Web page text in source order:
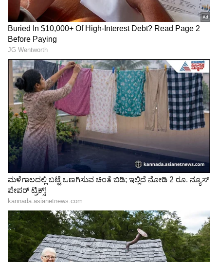
ವೋಟರ್ ಐಡಿ ಕಟ್?! ನಿಮ್ಮ
ಹೆಸರೂ ಲಿಸ್ಟ್‌ನಲ್ಲಿದೆಯಾ ಎಂದು
ಹೀಗೆ ಚೆಕ್ ಮಾಡಿ!
ಗಮನಿಸಿ: ಶುಕ್ರವಾರ ರಾತ್ರಿ ಹಸಿರು
ಮಾರ್ಗದ ರೈಲು ವೇಳಾಪಟ್ಟಿಯಲ್ಲಿ
ತಾತ್ಕಾಲಿಕ ಬದಲಾವಣೆ!
LATEST VIDEOS
"ರಾಜಕೀಯ ಬೇಡ, ಸಿನಿಮಾನೇ ಪ್ರಾಣ":
ಕನಕೋತ್ಸವದಲ್ಲಿ ರಿಷಬ್ ಶೆಟ್ಟಿ | Rishab
Shetty speech | Suvarna News
ಶೇ.50 ರಿಂದ ಶೇ.18 ಕ್ಕೆ TAX ಇಳಿಕೆ: ಮೋದಿ-
ಟ್ರಂಪ್ ಐತಿಹಾಸಿಕ ಒಪ್ಪಂದ | India US
Trade Deal | Party Rounds